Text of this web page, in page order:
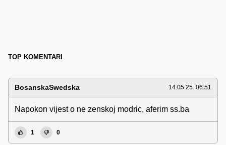
TOP KOMENTARI
BosanskaSwedska 14.05.25. 06:51
Napokon vijest o ne zenskoj modric, aferim ss.ba
1 0